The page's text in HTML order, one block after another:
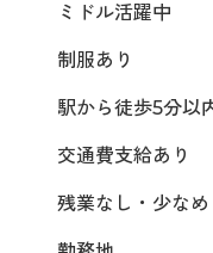
ミドル活躍中
制服あり
駅から徒歩5分以
交通費支給あり
残業なし・少なめ